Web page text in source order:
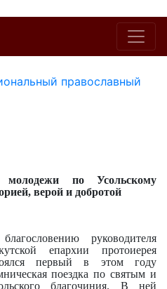
православный
молодежи по Усольскому
верой и добротой
руководителя
епархии протоиерея
первый в этом году
поездка по святым и
благочиния. В ней